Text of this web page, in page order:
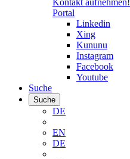
Kontakt aufnehmen!
Portal
Linkedin
Xing
Kununu
Instagram
Facebook
Youtube
Suche
Suche
DE
EN
DE